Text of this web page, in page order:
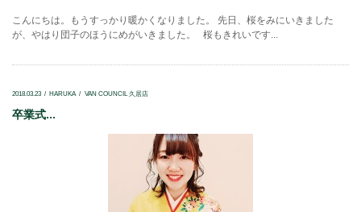
こんにちは。もうすっかり暖かくなりました。 先日、桜をみにいきました
が、やはり団子のほうにめがいきました。 桜もきれいです...
2018.03.23 HARUKA VAN COUNCIL 久居店
卒業式...